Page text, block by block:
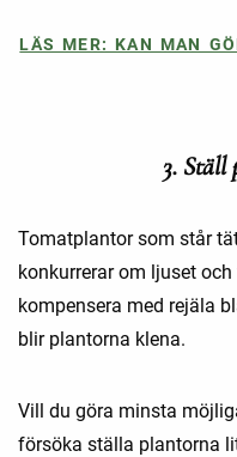
LÄS MER: KAN MAN
3. Ställ
Tomatplantor som står
konkurrerar om ljuset
kompensera med rejäla
blir plantorna klena.
Vill du göra minsta
försöka ställa plantorna